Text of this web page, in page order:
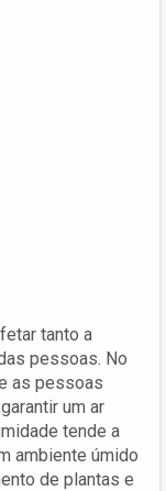
tanto a
pessoas. No
as pessoas
um ar
tende a
ambiente úmido
de plantas e